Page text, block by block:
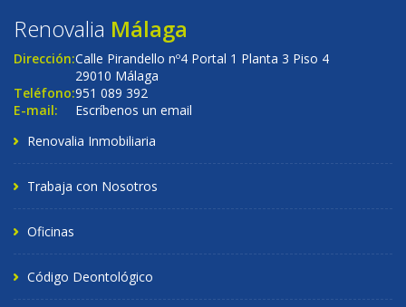
Renovalia Málaga
Dirección:Calle Pirandello nº4 Portal 1 Planta 3 Piso 4
29010 Málaga
Teléfono:951 089 392
E-mail:
Escríbenos un email
Renovalia Inmobiliaria
Trabaja con Nosotros
Oficinas
Código Deontológico